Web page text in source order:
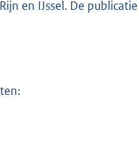
d
en IJssel. De